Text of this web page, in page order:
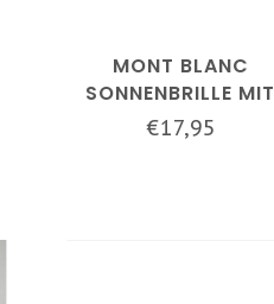
MONT BLANC
SONNENBRILLE MIT
LEOPARDENMUSTER
€17,95